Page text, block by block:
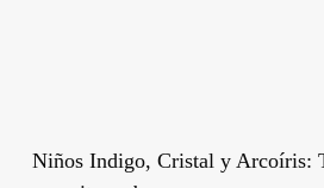
Niños Indigo, Cristal y Arcoíris: